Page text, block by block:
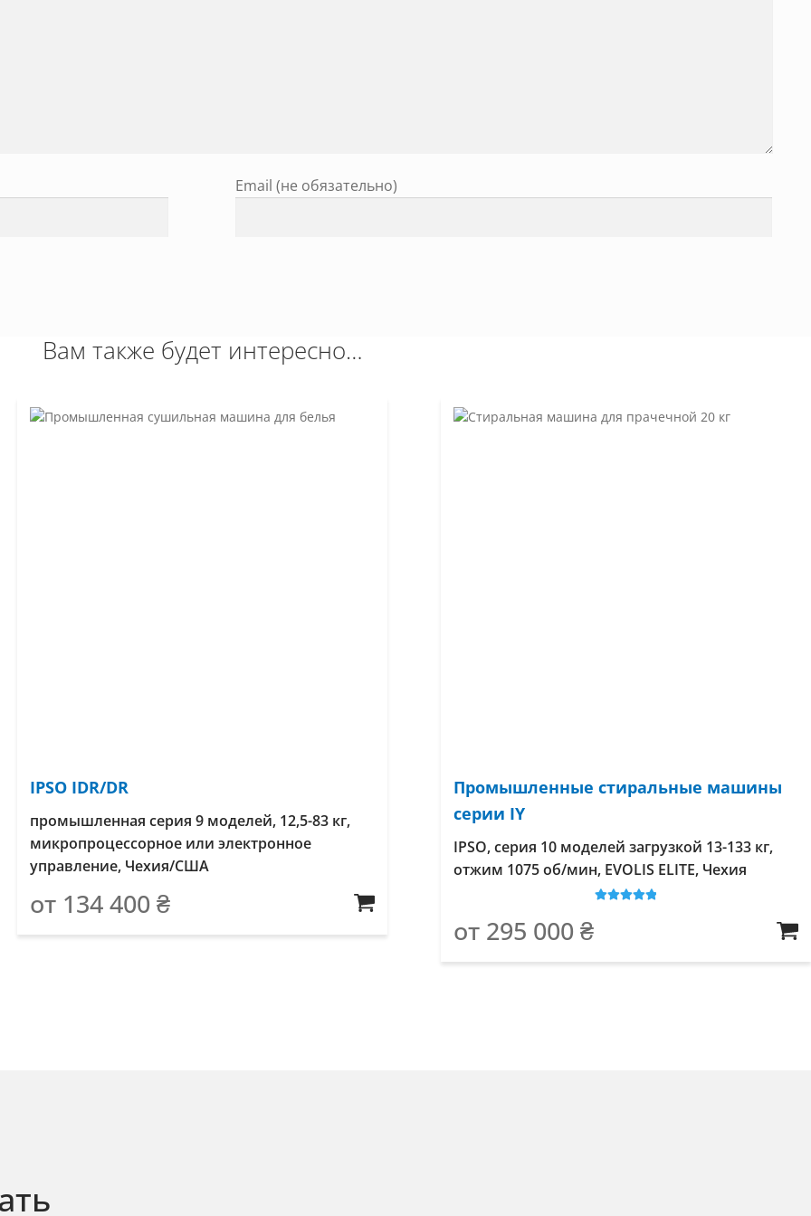
Email (не обязательно)
Вам также будет интересно…
IPSO IDR/DR
промышленная серия 9 моделей, 12,5-83 кг,
микропроцессорное или электронное
управление, Чехия/США
от 134 400₴
Промышленные стиральные машины
серии IY
IPSO, серия 10 моделей загрузкой 13-133 кг,
отжим 1075 об/мин, EVOLIS ELITE, Чехия
от 295 000 ₴